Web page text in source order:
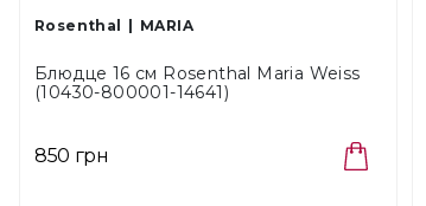
Rosenthal MARIA
Блюдце 16 см Rosenthal Maria Weiss
(10430-800001-14641)
850 грн